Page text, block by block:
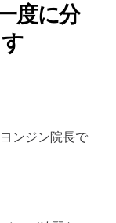
度に分
ンジン院長で